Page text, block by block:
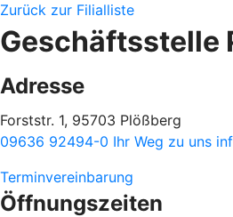
Zurück zur Filialliste
Geschäftsstelle
Adresse
Forststr. 1, 95703 Plößberg
09636 92494-0 Ihr Weg zu uns
Terminvereinbarung
Öffnungszeiten